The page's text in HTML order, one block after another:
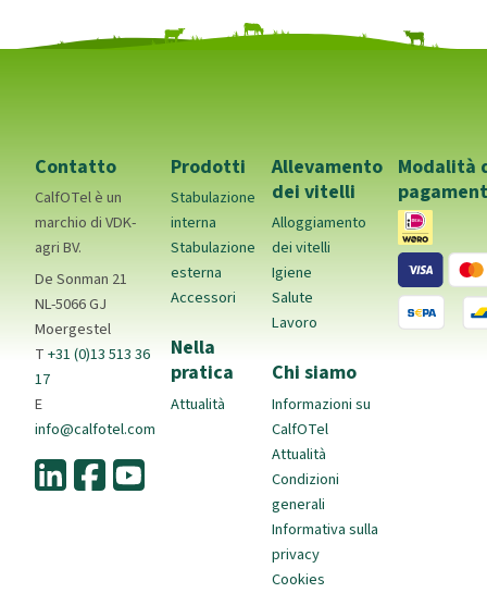
Contatto
CalfOTel è un
marchio di VDK-
agri BV.
De Sonman 21
NL-5066 GJ
Moergestel
T+31 (0)13 513 36
17
E
info@calfotel.com
Prodotti
Stabulazione
interna
Stabulazione
esterna
Accessori
Nella
pratica
Attualità
Allevamento
dei vitelli
Alloggiamento
dei vitelli
Igiene
Salute
Lavoro
Chi siamo
Informazioni su
CalfOTel
Attualità
Condizioni
generali
Informativa sulla
privacy
Cookies
Modalità